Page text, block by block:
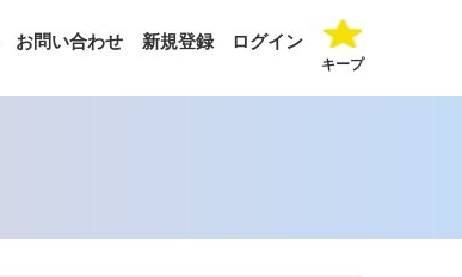
お問い合わせ 新規登録 ログイン
キープ